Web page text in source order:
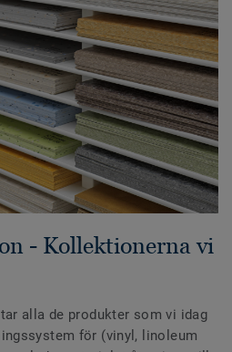
- Kollektionerna vi
alla de produkter som vi idag
för (vinyl, linoleum